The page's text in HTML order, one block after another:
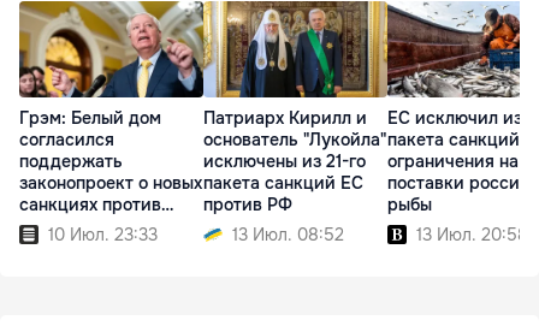
Грэм: Белый дом
согласился
поддержать
законопроект о новых
санкциях против
России10 Июл. 23:33
Патриарх Кирилл и
основатель "Лукойла"
исключены из 21-го
пакета санкций ЕС
против РФ
13 Июл. 08:52
ЕС исключил из
пакета санкций
ограничения на
поставки
рыбы
13 Июл. 20:58